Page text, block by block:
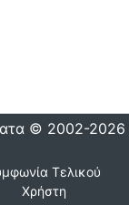
© 2002-2026
Τελικού
Χρήστη